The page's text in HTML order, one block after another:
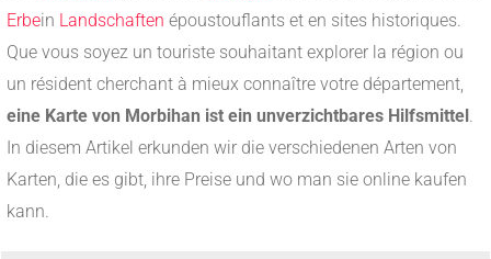
Erbein Landschaften époustouflants et en sites historiques.
Que vous soyez un touriste souhaitant explorer la région ou
un résident cherchant à mieux connaître votre département,
eine Karte von Morbihan ist ein unverzichtbares Hilfsmittel.
In diesem Artikel erkunden wir die verschiedenen Arten von
Karten, die es gibt, ihre Preise und wo man sie online kaufen
kann.